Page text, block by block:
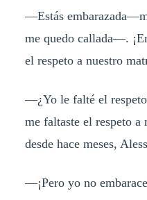
—Estás
me quedo callada—.
el respeto a nuestro
—¿Yo le falté el
me faltaste el respeto
desde hace meses,
—¡Pero yo no